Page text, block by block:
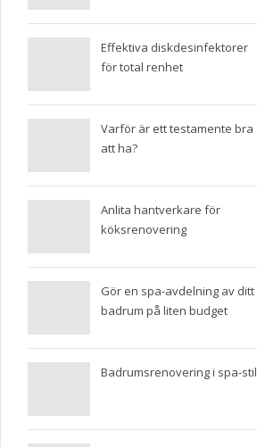
Effektiva diskdesinfektorer
för total renhet
Varför är ett testamente bra
att ha?
Anlita hantverkare för
köksrenovering
Gör en spa-avdelning av ditt
badrum på liten budget
Badrumsrenovering i spa-stil